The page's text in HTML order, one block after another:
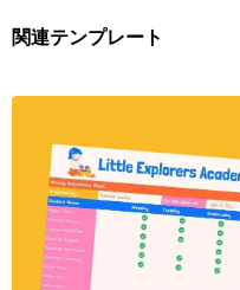
関連テンプレート